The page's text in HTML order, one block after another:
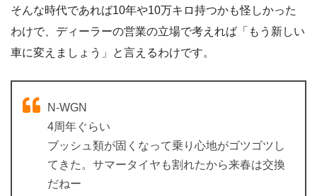
そんな時代であれば10年や10万キロ持つかも怪しかった
わけで、ディーラーの営業の立場で考えれば「もう新しい
車に変えましょう」と言えるわけです。
N-WGN
4周年ぐらい
ブッシュ類が固くなって乗り心地がゴツゴツし
てきた。サマータイヤも割れたから来春は交換
だねー